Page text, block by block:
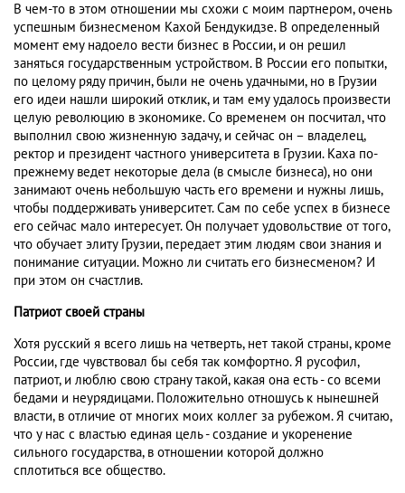
В чем-то в этом отношении мы схожи с моим партнером, очень
успешным бизнесменом Кахой Бендукидзе. В определенный
момент ему надоело вести бизнес в России, и он решил
заняться государственным устройством. В России его попытки,
по целому ряду причин, были не очень удачными, но в Грузии
его идеи нашли широкий отклик, и там ему удалось произвести
целую революцию в экономике. Со временем он посчитал, что
выполнил свою жизненную задачу, и сейчас он – владелец,
ректор и президент частного университета в Грузии. Каха по-
прежнему ведет некоторые дела (в смысле бизнеса), но они
занимают очень небольшую часть его времени и нужны лишь,
чтобы поддерживать университет. Сам по себе успех в бизнесе
его сейчас мало интересует. Он получает удовольствие от того,
что обучает элиту Грузии, передает этим людям свои знания и
понимание ситуации. Можно ли считать его бизнесменом? И
при этом он счастлив.
Патриот своей страны
Хотя русский я всего лишь на четверть, нет такой страны, кроме
России, где чувствовал бы себя так комфортно. Я русофил,
патриот, и люблю свою страну такой, какая она есть - со всеми
бедами и неурядицами. Положительно отношусь к нынешней
власти, в отличие от многих моих коллег за рубежом. Я считаю,
что у нас с властью единая цель - создание и укоренение
сильного государства, в отношении которой должно
сплотиться все общество.